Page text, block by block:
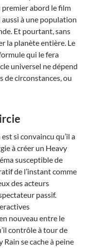
premier abord le film
aussi à une population
Et pourtant, sans
la planète entière. Le
qui le fera
universel ne dépend
de circonstances, ou
si convaincu qu’il a
à créer un Heavy
susceptible de
de l’instant comme
des acteurs
passif.
nouveau entre le
contrôle à tour de
se cache à peine